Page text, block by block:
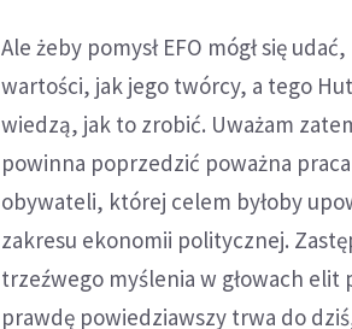
Ale żeby pomysł EFO mógł się
wartości, jak jego twórcy, a tego
wiedzą, jak to zrobić. Uważam
powinna poprzedzić poważna
obywateli, której celem byłoby
zakresu ekonomii politycznej.
trzeźwego myślenia w głowach
prawdę powiedziawszy trwa do